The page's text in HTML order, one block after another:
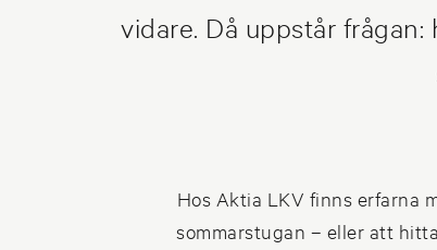
vidare. Då uppstår
Hos Aktia LKV finns erfarna
sommarstugan – eller att